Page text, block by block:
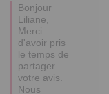
Bonjour
Liliane,
Merci
d'avoir pris
le temps de
partager
votre avis.
Nous